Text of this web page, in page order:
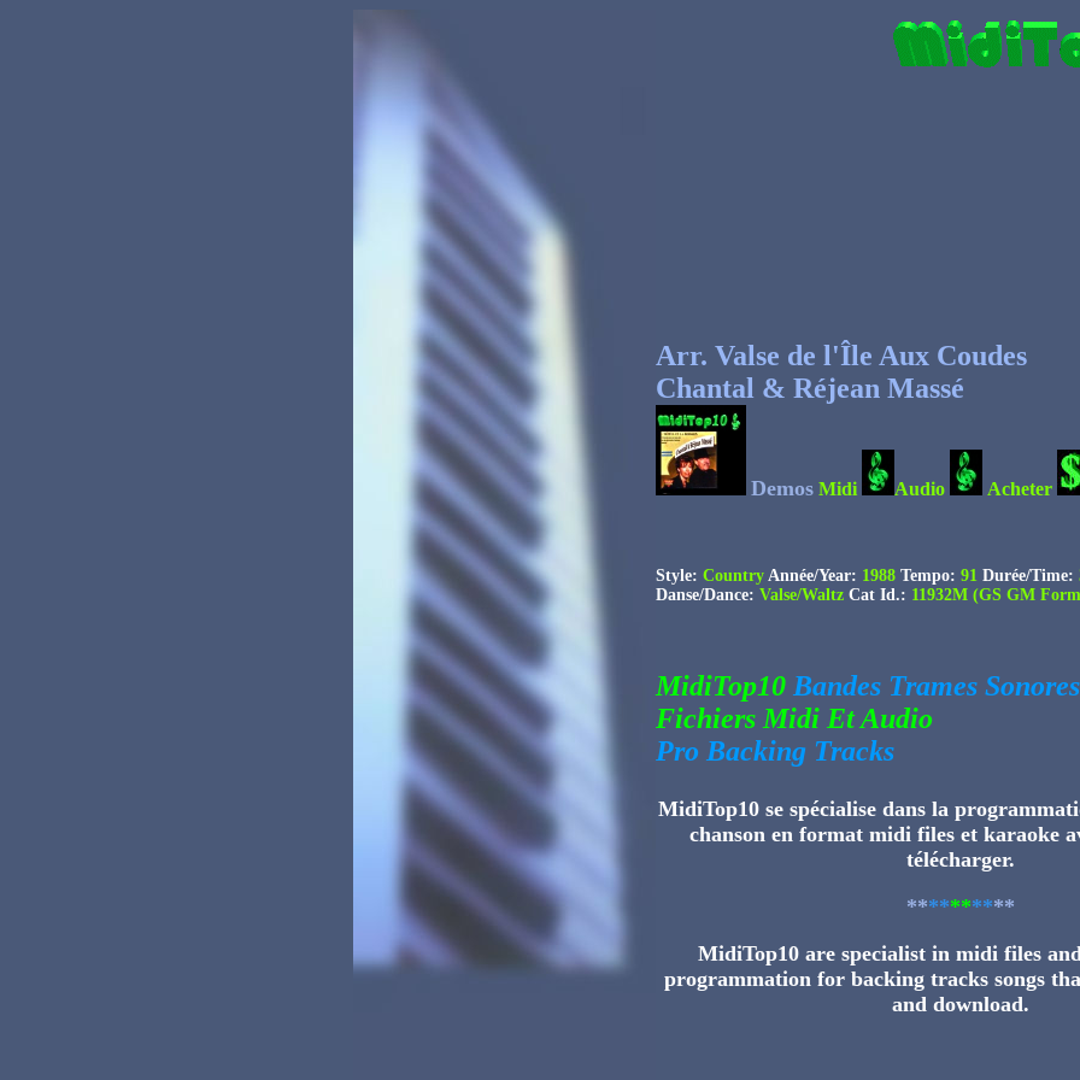
Arr. Valse de l'Île Aux Coudes
Chantal & Réjean Massé
Demos Midi Audio Acheter
Style: Country Année/Year: 1988Tempo: 91Durée/Time:
Danse/Dance: Valse/Waltz Cat Id.: 11932M (GS GM
MidiTop10 Bandes Trames Sonores
Fichiers Midi Et Audio
Pro Backing Tracks
MidiTop10 se spécialise dans la
chanson en format midi files et karaoke
télécharger.
**********
MidiTop10 are specialist in midi files
programmation for backing tracks songs
and download.